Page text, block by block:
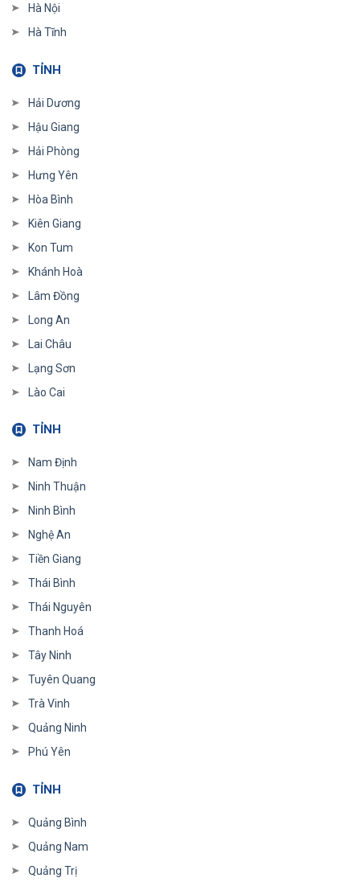
Hà Nội
Hà Tĩnh
TỈNH
Hải Dương
Hậu Giang
Hải Phòng
Hưng Yên
Hòa Bình
Kiên Giang
Kon Tum
Khánh Hoà
Lâm Đồng
Long An
Lai Châu
Lạng Sơn
Lào Cai
TỈNH
Nam Định
Ninh Thuận
Ninh Bình
Nghệ An
Tiền Giang
Thái Bình
Thái Nguyên
Thanh Hoá
Tây Ninh
Tuyên Quang
Trà Vinh
Quảng Ninh
Phú Yên
TỈNH
Quảng Bình
Quảng Nam
Quảng Trị